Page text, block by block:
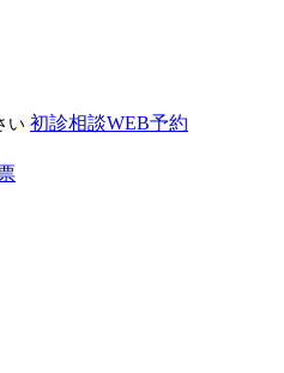
い 初診相談WEB予約